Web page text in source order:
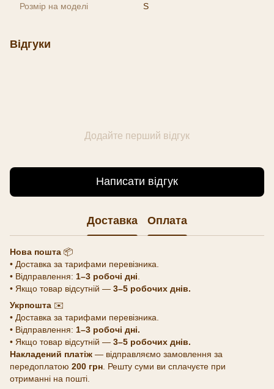
Розмір на моделі S
Відгуки
Додайте перший відгук
Написати відгук
Доставка Оплата
Нова пошта 📦
• Доставка за тарифами перевізника.
• Відправлення: 1–3 робочі дні
• Якщо товар відсутній — 3–5 робочих днів.
Укрпошта ✉️
• Доставка за тарифами перевізника.
• Відправлення: 1–3 робочі дні.
• Якщо товар відсутній — 3–5 робочих днів.
Накладений платіж — відправляємо замовлення за
передоплатою 200 грн . Решту суми ви сплачуєте при
отриманні на пошті.